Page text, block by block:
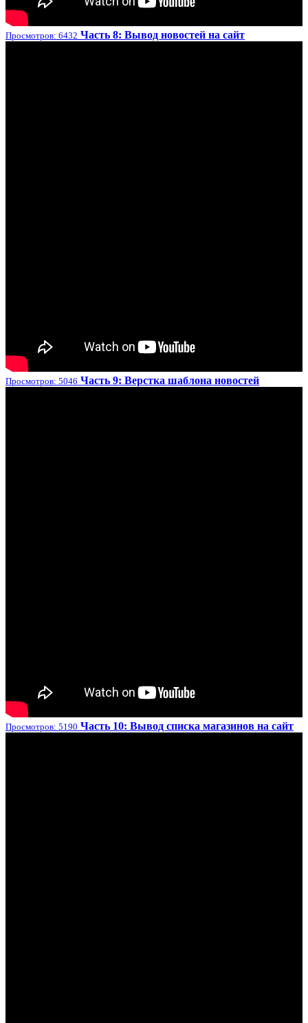
Просмотров: 6432 Часть 8: Вывод новостей на сайт
Просмотров: 5046 Часть 9: Верстка шаблона новостей
Просмотров: 5190 Часть 10: Вывод списка магазинов на сайт